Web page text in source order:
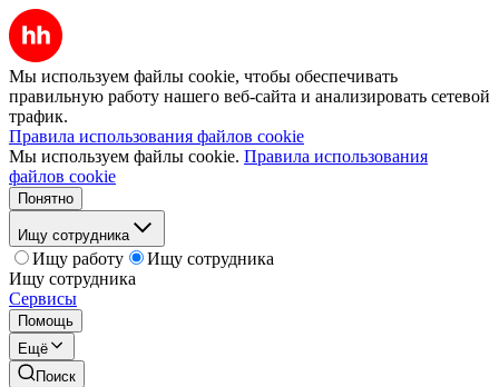
Мы используем файлы cookie, чтобы обеспечивать
правильную работу нашего веб-сайта и анализировать сетевой
трафик.
Правила использования файлов cookie
Мы используем файлы cookie. Правила использования
файлов cookie
Понятно
Ищу сотрудника
Ищу работу
Ищу сотрудника
Ищу сотрудника
Сервисы
Помощь
Ещё
Поиск